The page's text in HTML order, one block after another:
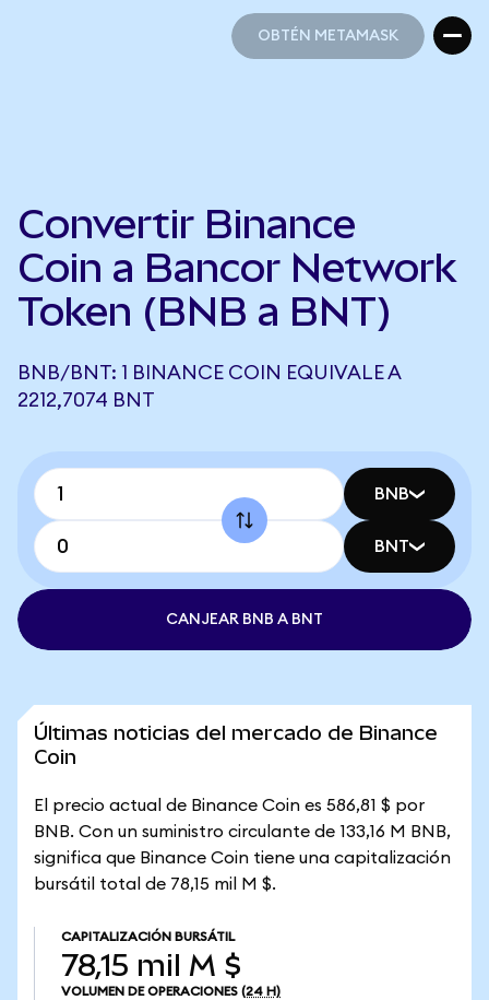
OBTÉN METAMASK
Convertir Binance
Coin a Bancor Network
Token (BNB a BNT)
BNB/BNT: 1 BINANCE COIN EQUIVALE A
2212,7074 BNT
BNB
BNT
CANJEAR BNB A BNT
Últimas noticias del mercado de Binance
Coin
El precio actual de Binance Coin es 586,81 $ por
BNB. Con un suministro circulante de 133,16 M BNB,
significa que Binance Coin tiene una capitalización
bursátil total de 78,15 mil M $.
CAPITALIZACIÓN BURSÁTIL
78,15 mil M $
VOLUMEN DE OPERACIONES (24 H)